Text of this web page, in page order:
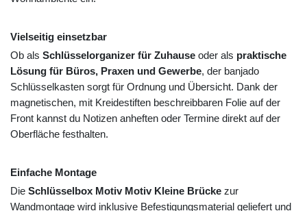
Vielseitig einsetzbar
Ob als Schlüsselorganizer für Zuhause oder als praktische
Lösung für Büros, Praxen und Gewerbe, der banjado
Schlüsselkasten sorgt für Ordnung und Übersicht. Dank der
magnetischen, mit Kreidestiften beschreibbaren Folie auf der
Front kannst du Notizen anheften oder Termine direkt auf der
Oberfläche festhalten.
Einfache Montage
Die Schlüsselbox Motiv Motiv Kleine Brücke zur
Wandmontage wird inklusive Befestigungsmaterial geliefert und